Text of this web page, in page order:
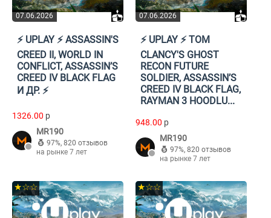
07.06.2026
⚡️ UPLAY ⚡️ ASSASSIN'S
CREED II, WORLD IN
CONFLICT, ASSASSIN’S
CREED IV BLACK FLAG
И ДР. ⚡️
1326.00 p
MR190
97%, 820 отзывов
на рынке 7 лет
07.06.2026
⚡️ UPLAY ⚡️ TOM
CLANCY'S GHOST
RECON FUTURE
SOLDIER, ASSASSIN’S
CREED IV BLACK FLAG,
RAYMAN 3 HOODLU...
948.00 p
MR190
97%, 820 отзывов
на рынке 7 лет
★☆☆ ★☆☆